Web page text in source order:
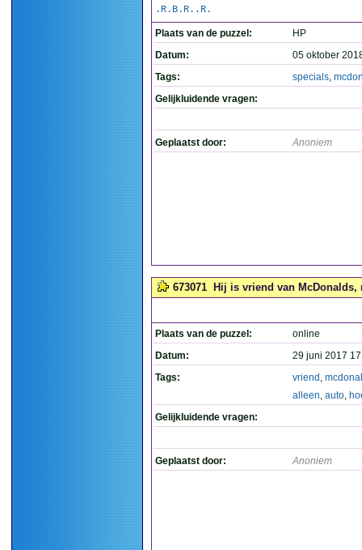
.R.B.R..R.
Plaats van de puzzel:
HP
Datum:
05 oktober
Tags:
specials,
Gelijkluidende vragen:
Geplaatst door: Anoniem
673071 Hij is vriend van
Plaats van de puzzel:
online
Datum:
29 juni 2017
Tags:
vriend ,
alleen, auto,
Gelijkluidende vragen:
Geplaatst door: Anoniem